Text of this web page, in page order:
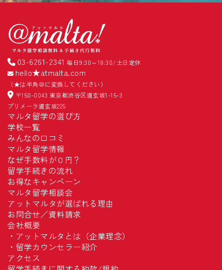
03-6261-2341 毎日9:30～18:30/土日定休
hello★atmalta.com
（★は半角＠に変換してください）
〒150-0043 東京都渋谷区道玄坂1-15-3
プリメーラ道玄坂225
マルタ留学の選び方
学校一覧
みんなの口コミ
マルタ留学情報
なぜ手数料が０円？
留学手続きの流れ
お得なキャンペーン
マルタ留学相談会
アットマルタが選ばれる理由
お問合せ／資料請求
会社概要
・ アットマルタとは（企業理念）
・ 留学カウンセラー紹介
アクセス